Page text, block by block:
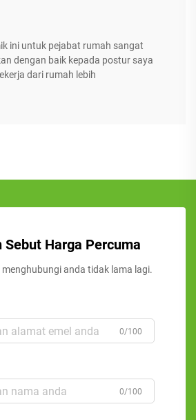
ini untuk pejabat rumah sangat
dengan baik kepada postur saya
dari rumah lebih
Sebut Harga Percuma
anda tidak lama lagi.
0/100
0/100